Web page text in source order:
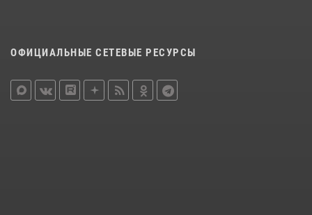
ОФИЦИАЛЬНЫЕ СЕТЕВЫЕ РЕСУРСЫ